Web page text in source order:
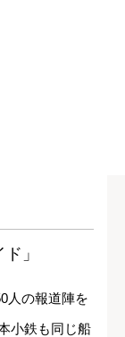
」
人の報道陣を
小鉄も同じ船